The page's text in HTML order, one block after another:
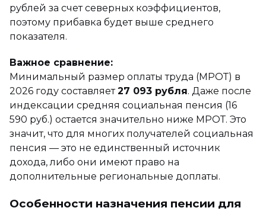
рублей за счет северных коэффициентов,
поэтому прибавка будет выше среднего
показателя.
Важное сравнение:
Минимальный размер оплаты труда (МРОТ) в
2026 году составляет27 093 рубля. Даже после
индексации средняя социальная пенсия (16
590 руб.) остается значительно ниже МРОТ. Это
значит, что для многих получателей социальная
пенсия — это не единственный источник
дохода, либо они имеют право на
дополнительные региональные доплаты.
Особенности назначения пенсии для